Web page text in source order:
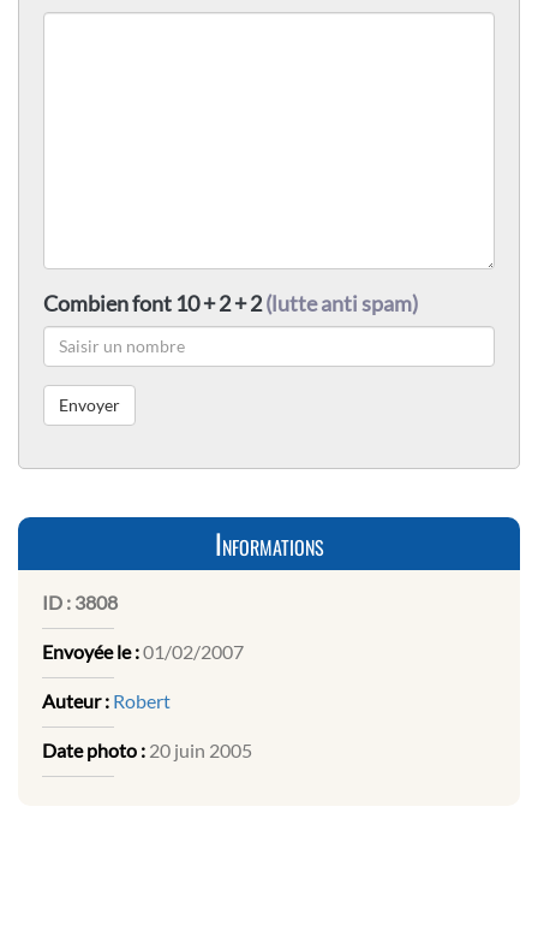
Combien font 10 + 2 + 2(lutte anti spam)
Informations
ID : 3808
Envoyée le :01/02/2007
Auteur : Robert
Date photo : 20 juin 2005